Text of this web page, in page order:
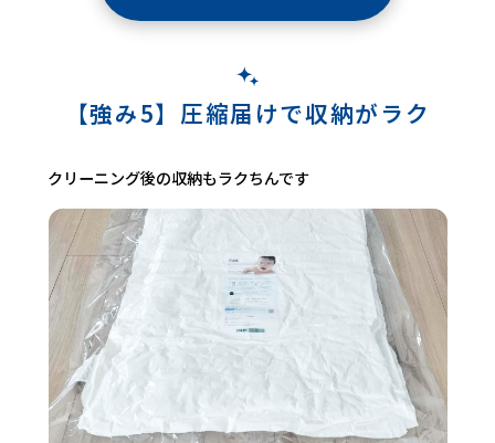
【強み5】圧縮届けで収納がラク
クリーニング後の収納もラクちんです